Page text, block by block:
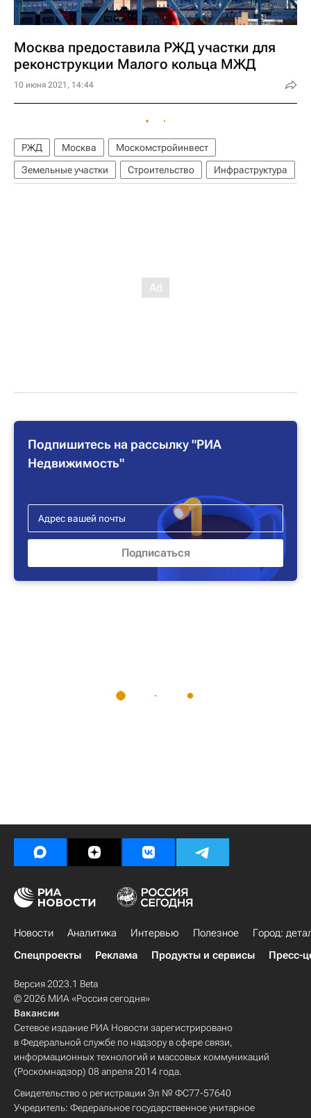
Москва предоставила РЖД участки для
реконструкции Малого кольца МЖД
10 июня 2021, 14:44
РЖД Москва
Москомстройинвест
Земельные участки
Строительство Инфраструктура
Подпишитесь на рассылку "РИА
Недвижимость"
Новости Аналитика Интервью Полезное
Город:
Спецпроекты
Реклама Продукты и сервисы Пресс-
Версия 2023.1 Beta
© 2026 МИА «Россия сегодня»
Вакансии
Сетевое издание РИА Новости зарегистрировано
в Федеральной службе по надзору в сфере связи,
информационных технологий и массовых коммуникаций
(Роскомнадзор) 08 апреля 2014 года.
Свидетельство о регистрации Эл № ФС77-57640
Учредитель: Федеральное государственное унитарное